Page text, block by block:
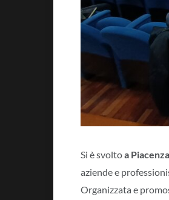
Si è svoltoa
aziende e
Organizzata e